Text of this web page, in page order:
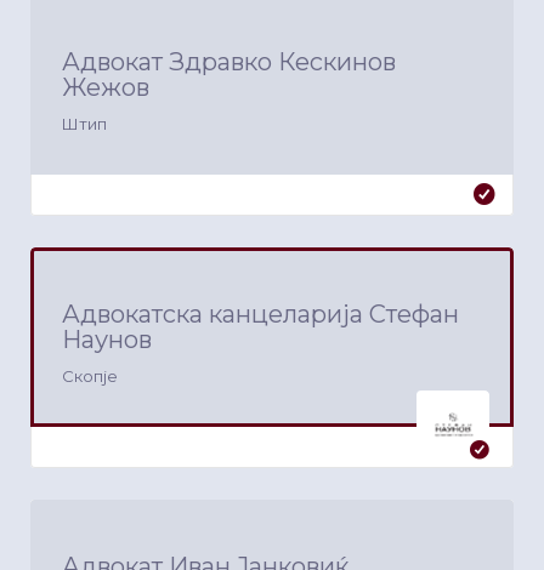
Адвокат Здравко Кескинов
Жежов
Штип
Адвокатска канцеларија Стефан
Наунов
Скопје